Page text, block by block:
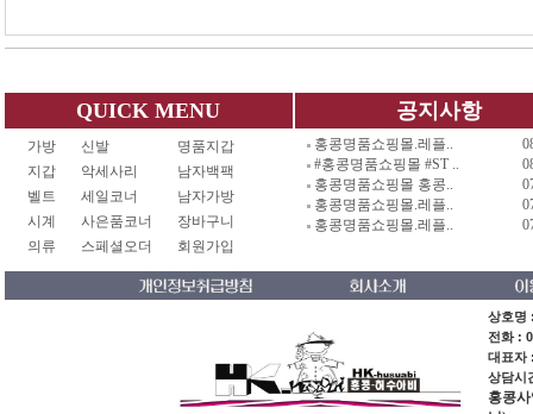
QUICK MENU
가방 신발
명품지갑
지갑
악세사리
남자백팩
벨트
세일코너
남자가방
시계
사은품코너
장바구니
의류
스페셜오더 회원가입
공지사항
홍콩명품쇼핑몰.레플..
#홍콩명품쇼핑몰 #ST ..
홍콩명품쇼핑몰 홍콩..
홍콩명품쇼핑몰.레플..
홍콩명품쇼핑몰.레플..
상호명
전화 :
대표자
상담시
홍콩